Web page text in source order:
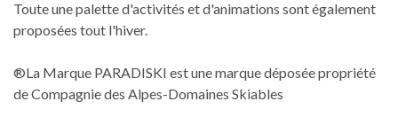
Toute une palette d'activités et d'animations sont également
proposées tout l'hiver.
®La Marque PARADISKI est une marque déposée propriété
de Compagnie des Alpes-Domaines Skiables